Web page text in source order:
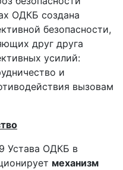
ОДКБ создана
безопасности,
друг друга
усилий:
и
вызовам
Устава ОДКБ в
механизм